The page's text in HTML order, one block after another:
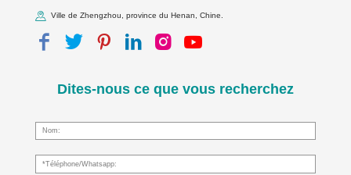
Ville de Zhengzhou, province du Henan, Chine.
Dites-nous ce que vous recherchez